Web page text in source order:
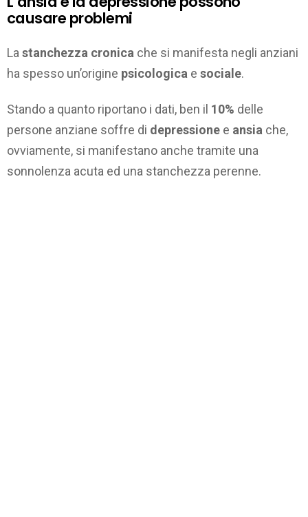
causare problemi
La stanchezza cronica che si manifesta negli anziani
ha spesso un’origine psicologica e sociale.
Stando a quanto riportano i dati, ben il 10% delle
persone anziane soffre di depressione e ansia che,
ovviamente, si manifestano anche tramite una
sonnolenza acuta ed una stanchezza perenne.